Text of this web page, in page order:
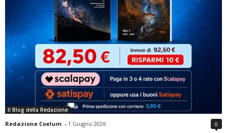
Il Blog della Redazione
Redazione Coelum - 1 Giugno 2026 0